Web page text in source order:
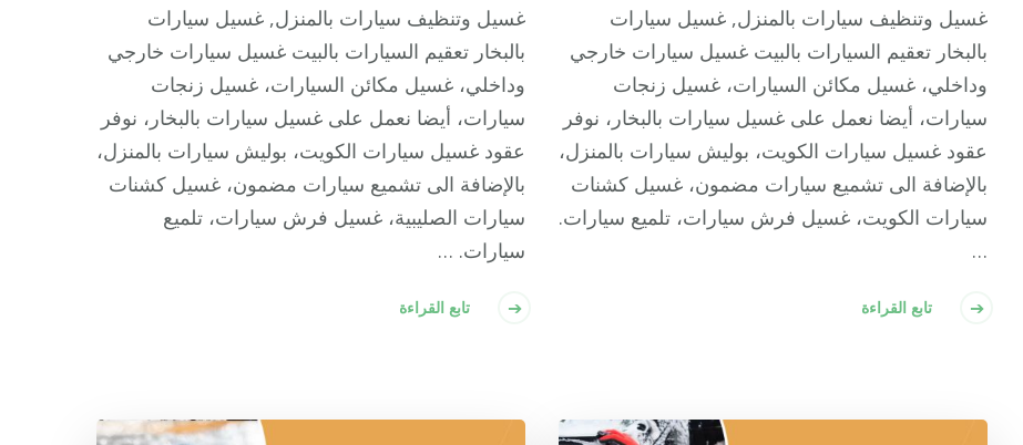
غسيل وتنظيف سيارات بالمنزل, غسيل سيارات
بالبخار تعقيم السيارات بالبيت غسيل سيارات خارجي
وداخلي، غسيل مكائن السيارات، غسيل زنجات
سيارات، أيضا نعمل على غسيل سيارات بالبخار، نوفر
عقود غسيل سيارات الكويت، بوليش سيارات بالمنزل،
بالإضافة الى تشميع سيارات مضمون، غسيل كشنات
سيارات الكويت، غسيل فرش سيارات، تلميع سيارات.
…
تابع القراءة
غسيل وتنظيف سيارات بالمنزل, غسيل سيارات
بالبخار تعقيم السيارات بالبيت غسيل سيارات خارجي
وداخلي، غسيل مكائن السيارات، غسيل زنجات
سيارات، أيضا نعمل على غسيل سيارات بالبخار، نوفر
عقود غسيل سيارات الكويت، بوليش سيارات بالمنزل،
بالإضافة الى تشميع سيارات مضمون، غسيل كشنات
سيارات الصليبية، غسيل فرش سيارات، تلميع
سيارات. …
تابع القراءة